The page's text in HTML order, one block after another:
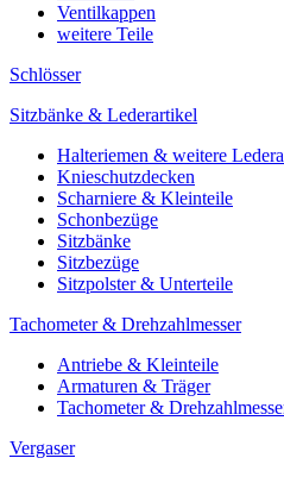
Ventilkappen
weitere Teile
Schlösser
Sitzbänke & Lederartikel
Halteriemen & weitere
Knieschutzdecken
Scharniere & Kleinteile
Schonbezüge
Sitzbänke
Sitzbezüge
Sitzpolster & Unterteile
Tachometer & Drehzahlmesser
Antriebe & Kleinteile
Armaturen & Träger
Tachometer &
Vergaser